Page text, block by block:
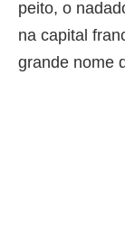
peito, o
na capital
grande nome